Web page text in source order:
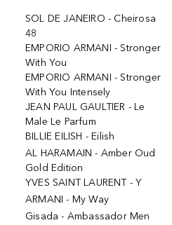
SOL DE JANEIRO - Cheirosa
48
EMPORIO ARMANI - Stronger
With You
EMPORIO ARMANI - Stronger
With You Intensely
JEAN PAUL GAULTIER - Le
Male Le Parfum
BILLIE EILISH - Eilish
AL HARAMAIN - Amber Oud
Gold Edition
YVES SAINT LAURENT - Y
ARMANI - My Way
Gisada - Ambassador Men